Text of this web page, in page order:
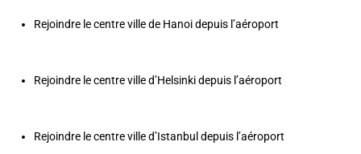
Rejoindre le centre ville de Hanoi depuis l’aéroport
Rejoindre le centre ville d’Helsinki depuis l’aéroport
Rejoindre le centre ville d’Istanbul depuis l’aéroport